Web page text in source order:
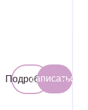
Подробнее
Записаться